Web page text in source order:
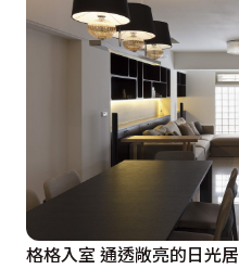
格格入室 通透敞亮的日光居